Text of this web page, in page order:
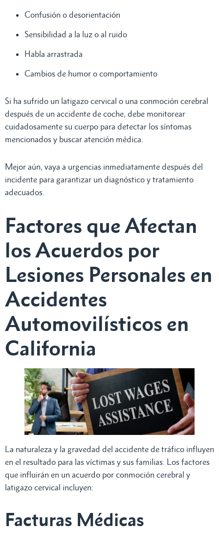
Confusión o desorientación
Sensibilidad a la luz o al ruido
Habla arrastrada
Cambios de humor o comportamiento
Si ha sufrido un latigazo cervical o una conmoción cerebral
después de un accidente de coche, debe monitorear
cuidadosamente su cuerpo para detectar los síntomas
mencionados y buscar atención médica.
Mejor aún, vaya a urgencias inmediatamente después del
incidente para garantizar un diagnóstico y tratamiento
adecuados.
Factores que Afectan
los Acuerdos por
Lesiones Personales en
Accidentes
Automovilísticos en
California
La naturaleza y la gravedad del accidente de tráfico influyen
en el resultado para las víctimas y sus familias. Los factores
que influirán en un acuerdo por conmoción cerebral y
latigazo cervical incluyen:
Facturas Médicas